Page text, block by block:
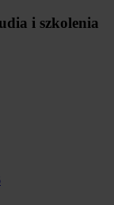
i szkolenia